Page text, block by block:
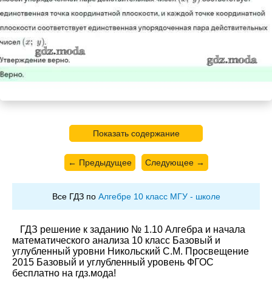
Показать содержание
← Предыдущее Следующее →
Все ГДЗ по Алгебре 10 класс МГУ - школе
ГДЗ решение к заданию № 1.10 Алгебра и начала
математического анализа 10 класс Базовый и
углубленный уровни Никольский С.М. Просвещение
2015 Базовый и углубленный уровень ФГОС
бесплатно на гдз.мода!